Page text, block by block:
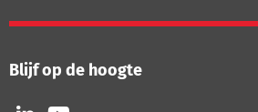
Blijf op de hoogte
Volg
Volg